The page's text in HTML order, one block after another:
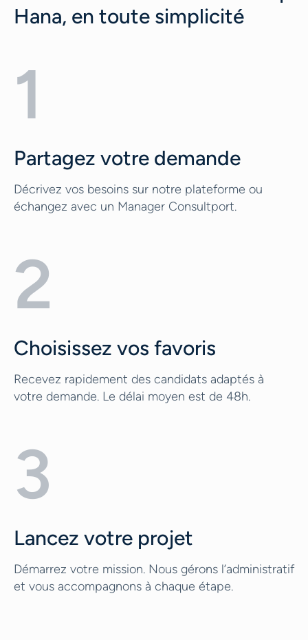
Hana, en toute simplicité
1
Partagez votre demande
Décrivez vos besoins sur notre plateforme ou
échangez avec un Manager Consultport.
2
Choisissez vos favoris
Recevez rapidement des candidats adaptés à
votre demande. Le délai moyen est de 48h.
3
Lancez votre projet
Démarrez votre mission. Nous gérons l’administratif
et vous accompagnons à chaque étape.